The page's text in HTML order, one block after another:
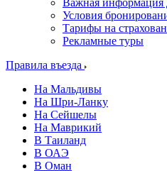
Важная информация
Условия
Тарифы на
Рекламные туры
Правила въезда
На Мальдивы
На Шри-Ланку
На Сейшелы
На Маврикий
В Таиланд
В ОАЭ
В Оман